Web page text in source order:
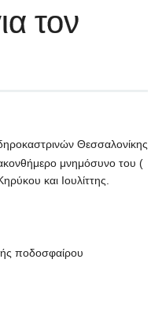
τον
Θεσσαλονίκης
μνημόσυνο του (
και Ιουλίττης.
ποδοσφαίρου